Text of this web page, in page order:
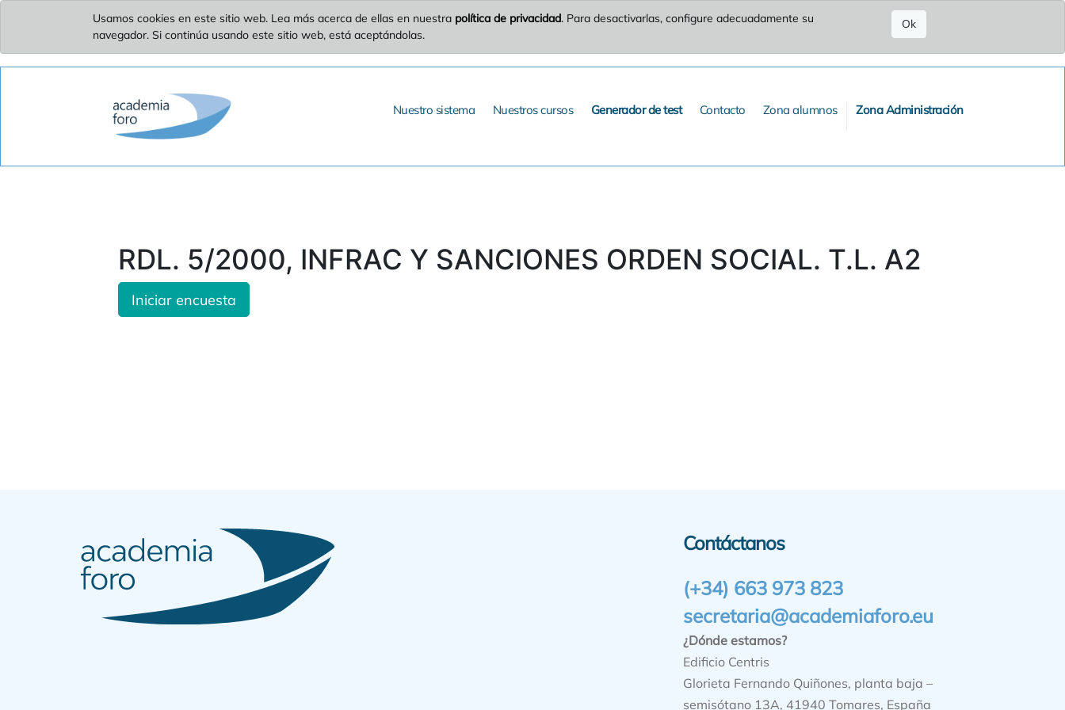
Usamos cookies en este sitio web. Lea más acerca de ellas en nuestra política de privacidad. Para desactivarlas, configure adecuadamente su
navegador. Si continúa usando este sitio web, está aceptándolas.
Ok
Nuestro sistema Nuestros cursos Generador de test Contacto Zona alumnos Zona Administración
RDL. 5/2000, INFRAC Y SANCIONES ORDEN SOCIAL. T.L. A2
Iniciar encuesta
Contáctanos
(+34) 663 973 823
secretaria@academiaforo.eu
¿Dónde estamos?
Edificio Centris
Glorieta Fernando Quiñones, planta baja –
semisótano 13A, 41940 Tomares, España